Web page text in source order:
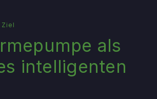
Ziel
als
intelligenten